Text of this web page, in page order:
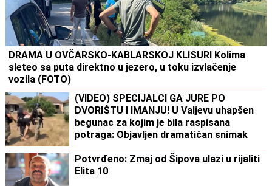
DRAMA U OVČARSKO-KABLARSKOJ KLISURI Kolima
sleteo sa puta direktno u jezero, u toku izvlačenje
vozila (FOTO)
(VIDEO) SPECIJALCI GA JURE PO
DVORIŠTU I IMANJU! U Valjevu uhapšen
begunac za kojim je bila raspisana
potraga: Objavljen dramatičan snimak
akcije
Potvrđeno: Zmaj od Šipova ulazi u rijaliti
Elita 10